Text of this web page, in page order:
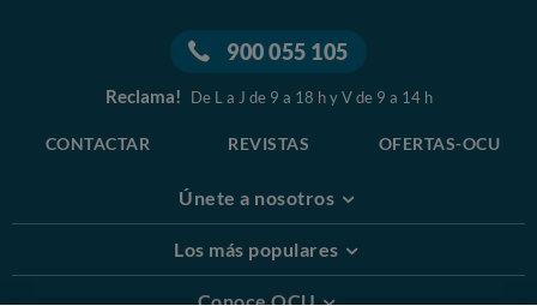
900 055 105
Reclama! De L a J de 9 a 18 h y V de 9 a 14 h
CONTACTAR REVISTAS OFERTAS-OCU
Únete a nosotros
Los más populares
Conoce OCU